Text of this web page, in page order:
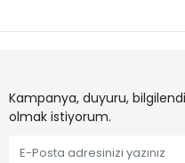
Kampanya, duyuru,
olmak istiyorum.